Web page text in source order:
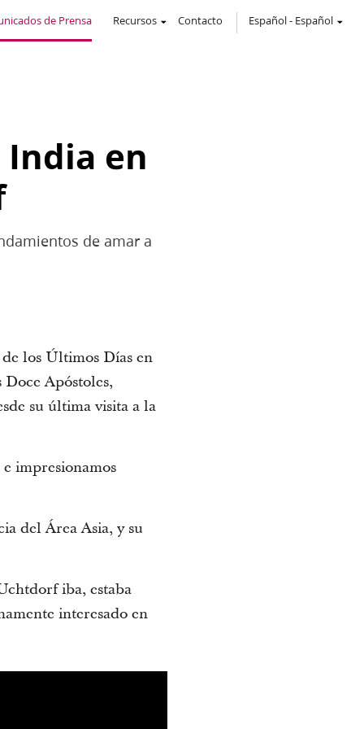
de Prensa Recursos Contacto Español- Español
en
de amar a
los Últimos Días en
Apóstoles,
su última visita a la
impresionamos
del Área Asia, y su
iba, estaba
interesado en